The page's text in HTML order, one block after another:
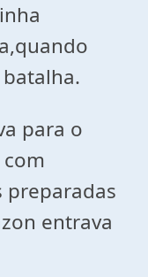
para o
entrava